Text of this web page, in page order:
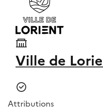
Ville de
Attributions